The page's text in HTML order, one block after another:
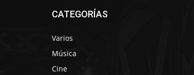
CATEGORÍAS
Varios
Música
Cine